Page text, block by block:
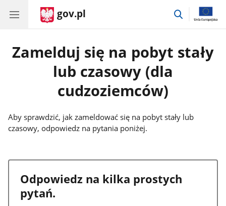
gov.pl
przejdź
Zamelduj się na pobyt stały
lub czasowy (dla
cudzoziemców)
Aby sprawdzić, jak zameldować się na pobyt stały lub
czasowy, odpowiedz na pytania poniżej.
Odpowiedz na kilka prostych
pytań.